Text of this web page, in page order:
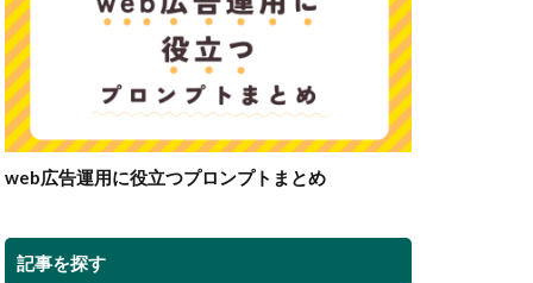
web広告運用に役立つプロンプトまとめ
記事を探す